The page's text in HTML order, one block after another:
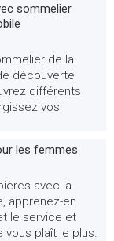
sommelier
de la
découverte
différents
vos
les femmes
avec la
apprenez-en
le service et
vous plaît le plus.